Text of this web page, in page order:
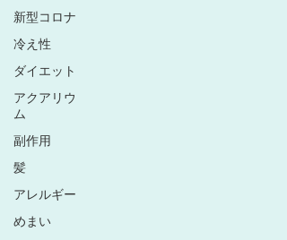
新型コロナ
冷え性
ダイエット
アクアリウ
ム
副作用
髪
アレルギー
めまい